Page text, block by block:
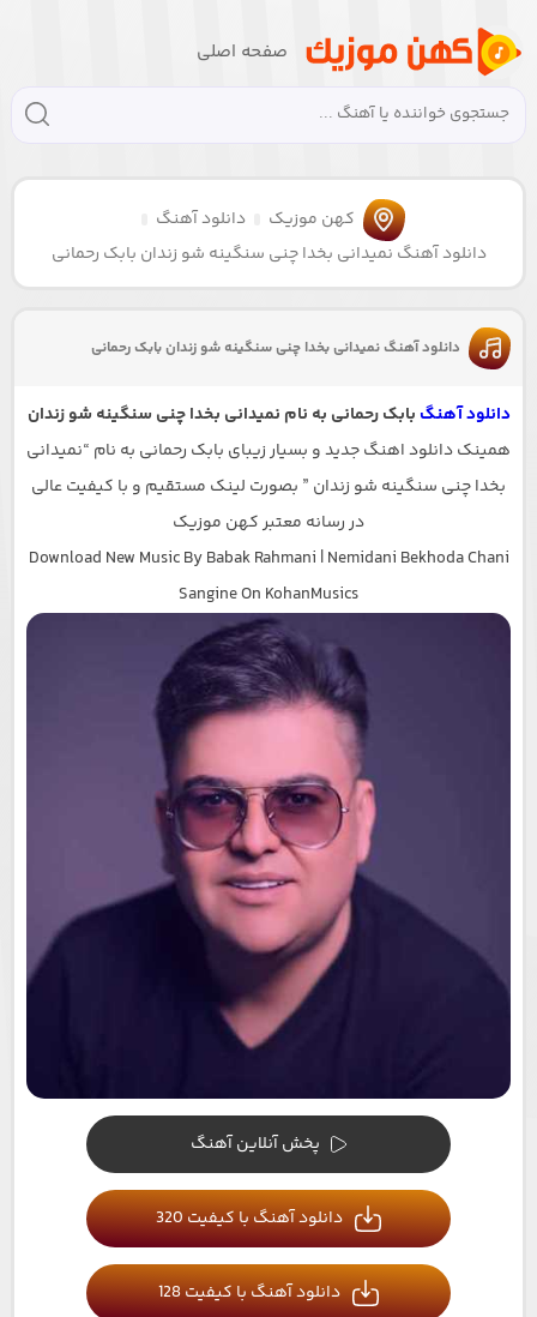
صفحه اصلی
کهن موزیک
دانلود آهنگ
دانلود آهنگ نمیدانی بخدا چنی سنگینه شو زندان بابک رحمانی
دانلود آهنگ نمیدانی بخدا چنی سنگینه شو زندان بابک رحمانی
دانلود آهنگ بابک رحمانی به نام نمیدانی بخدا چنی سنگینه شو زندان
همینک دانلود اهنگ جدید و بسیار زیبای بابک رحمانی به نام “نمیدانی
بخدا چنی سنگینه شو زندان ” بصورت لینک مستقیم و با کیفیت عالی
در رسانه معتبر کهن موزیک
Download New Music By Babak Rahmani | Nemidani Bekhoda Chani
Sangine On KohanMusics
پخش آنلاین آهنگ
دانلود آهنگ با کیفیت 320
دانلود آهنگ با کیفیت 128